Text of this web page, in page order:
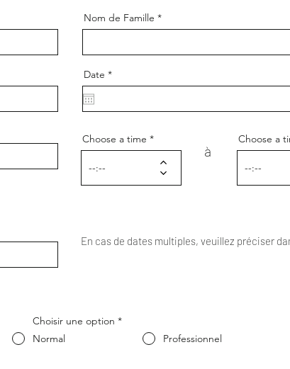
Nom de Famille
Date *r
e
i
d
Choose a time
à
Choose a
En cas de dates multiples, veuillez préciser
Choisir une option *
Normal
Professionnel